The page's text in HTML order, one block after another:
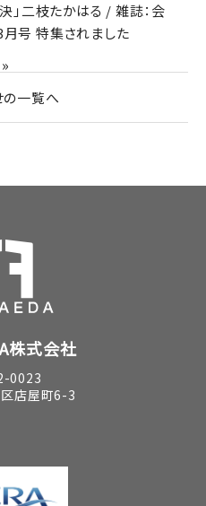
の一覧へ
」二枝たかはる / 雑誌：会
号 特集されました
»
株式会社
0023
店屋町6-3